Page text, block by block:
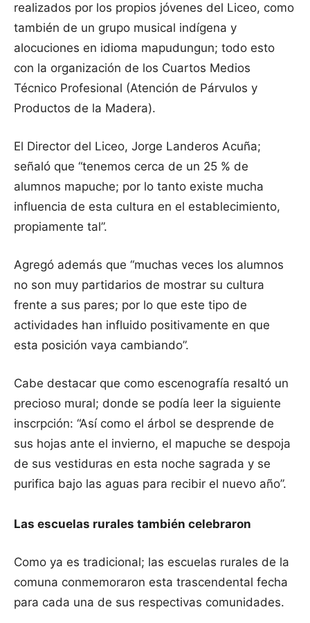
realizados por los propios jóvenes del Liceo, como
también de un grupo musical indígena y
alocuciones en idioma mapudungun; todo esto
con la organización de los Cuartos Medios
Técnico Profesional (Atención de Párvulos y
Productos de la Madera).
El Director del Liceo, Jorge Landeros Acuña;
señaló que “tenemos cerca de un 25 % de
alumnos mapuche; por lo tanto existe mucha
influencia de esta cultura en el establecimiento,
propiamente tal”.
Agregó además que “muchas veces los alumnos
no son muy partidarios de mostrar su cultura
frente a sus pares; por lo que este tipo de
actividades han influido positivamente en que
esta posición vaya cambiando”.
Cabe destacar que como escenografía resaltó un
precioso mural; donde se podía leer la siguiente
inscrpción: “Así como el árbol se desprende de
sus hojas ante el invierno, el mapuche se despoja
de sus vestiduras en esta noche sagrada y se
purifica bajo las aguas para recibir el nuevo año”.
Las escuelas rurales también celebraron
Como ya es tradicional; las escuelas rurales de la
comuna conmemoraron esta trascendental fecha
para cada una de sus respectivas comunidades.